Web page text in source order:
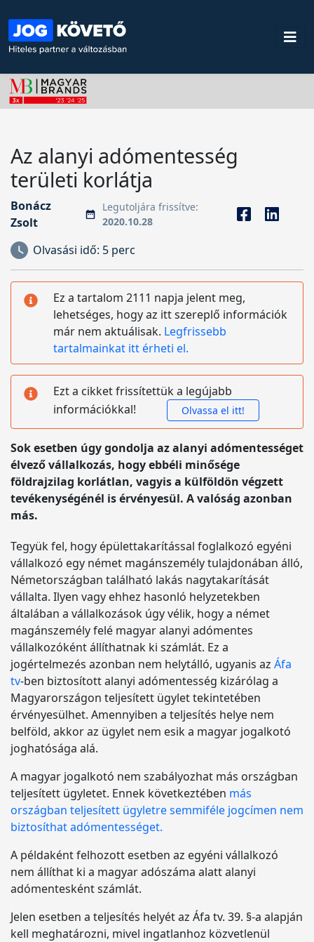
Az alanyi adómentesség
területi korlátja
Bonácz
Zsolt
Legutoljára frissítve:
2020.10.28
Olvasási idő: 5 perc
Ez a tartalom 2111 napja jelent meg,
lehetséges, hogy az itt szereplő információk
már nem aktuálisak. Legfrissebb
tartalmainkat itt érheti el.
Ezt a cikket frissítettük a legújabb
információkkal!
Olvassa el itt!
Sok esetben úgy gondolja az alanyi adómentességet
élvező vállalkozás, hogy ebbéli minősége
földrajzilag korlátlan, vagyis a külföldön végzett
tevékenységénél is érvényesül. A valóság azonban
más.
Tegyük fel, hogy épülettakarítással foglalkozó egyéni
vállalkozó egy német magánszemély tulajdonában álló,
Németországban található lakás nagytakarítását
vállalta. Ilyen vagy ehhez hasonló helyzetekben
általában a vállalkozások úgy vélik, hogy a német
magánszemély felé magyar alanyi adómentes
vállalkozóként állíthatnak ki számlát. Ez a
jogértelmezés azonban nem helytálló, ugyanis az Áfa
tv-ben biztosított alanyi adómentesség kizárólag a
Magyarországon teljesített ügylet tekintetében
érvényesülhet. Amennyiben a teljesítés helye nem
belföld, akkor az ügylet nem esik a magyar jogalkotó
joghatósága alá.
A magyar jogalkotó nem szabályozhat más országban
teljesített ügyletet. Ennek következtében más
országban teljesített ügyletre semmiféle jogcímen nem
biztosíthat adómentességet.
A példaként felhozott esetben az egyéni vállalkozó
nem állíthat ki a magyar adószáma alatt alanyi
adómentesként számlát.
Jelen esetben a teljesítés helyét az Áfa tv. 39. §-a alapján
kell meghatározni, mivel ingatlanhoz közvetlenül